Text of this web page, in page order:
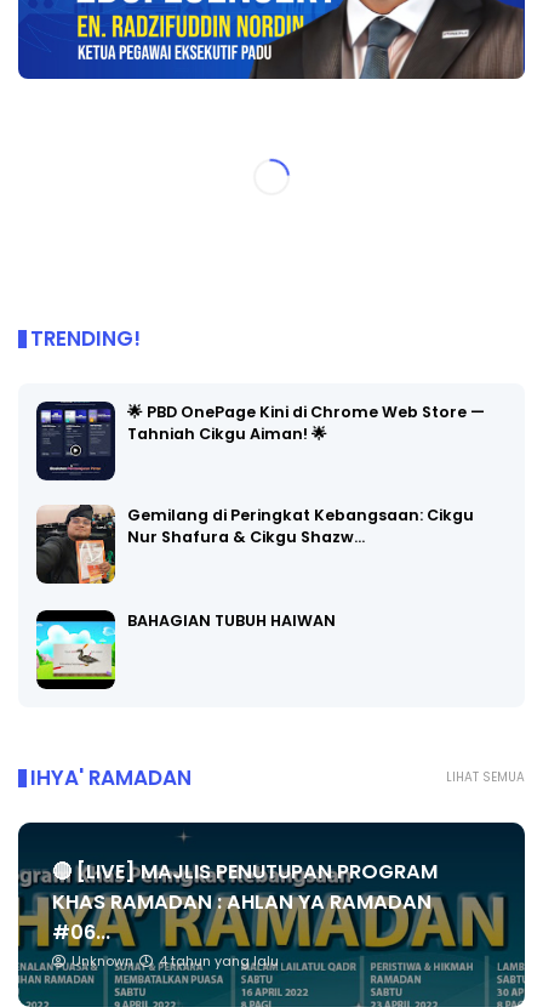
TRENDING!
🌟 PBD OnePage Kini di Chrome Web Store —
Tahniah Cikgu Aiman! 🌟
Gemilang di Peringkat Kebangsaan: Cikgu
Nur Shafura & Cikgu Shazw…
BAHAGIAN TUBUH HAIWAN
LIHAT SEMUA
IHYA' RAMADAN
🔴 [LIVE] MAJLIS PENUTUPAN PROGRAM
KHAS RAMADAN : AHLAN YA RAMADAN
#06...
Unknown 4 tahun yang lalu